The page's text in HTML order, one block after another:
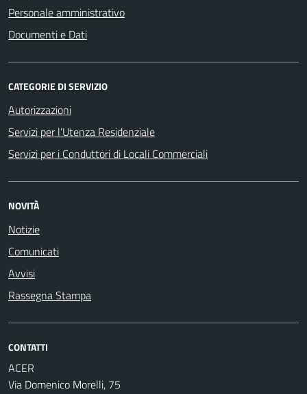
Personale amministrativo
Documenti e Dati
CATEGORIE DI SERVIZIO
Autorizzazioni
Servizi per l’Utenza Residenziale
Servizi per i Conduttori di Locali Commerciali
NOVITÀ
Notizie
Comunicati
Avvisi
Rassegna Stampa
CONTATTI
ACER
Via Domenico Morelli, 75